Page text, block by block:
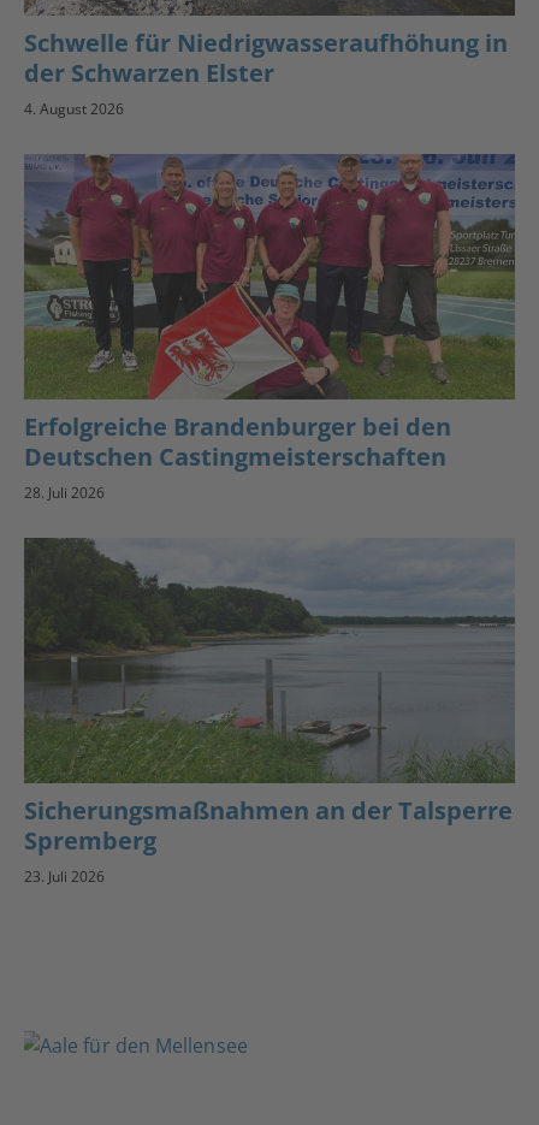
Schwelle für Niedrigwasseraufhöhung in
der Schwarzen Elster
4. August 2026
Erfolgreiche Brandenburger bei den
Deutschen Castingmeisterschaften
28. Juli 2026
Sicherungsmaßnahmen an der Talsperre
Spremberg
23. Juli 2026